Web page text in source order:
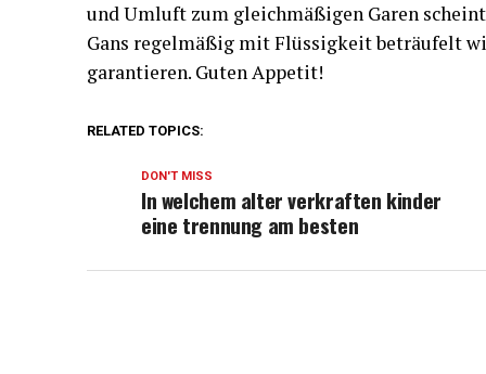
und Umluft zum gleichmäßigen Garen
Gans regelmäßig mit Flüssigkeit beträufelt
garantieren. Guten Appetit!
RELATED TOPICS:
DON'T MISS
In welchem alter verkraften kinder
eine trennung am besten